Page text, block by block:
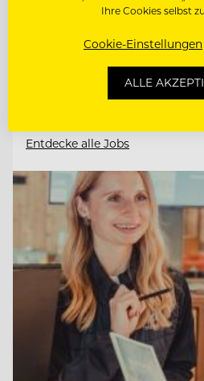
SOUS CHEF GOURMET
STELLVERTRETENDE
RESTAURANTLEITUNG
Entdecke alle Jobs
Ihre Cookies selbst
Cookie-Einstellungen
ALLE